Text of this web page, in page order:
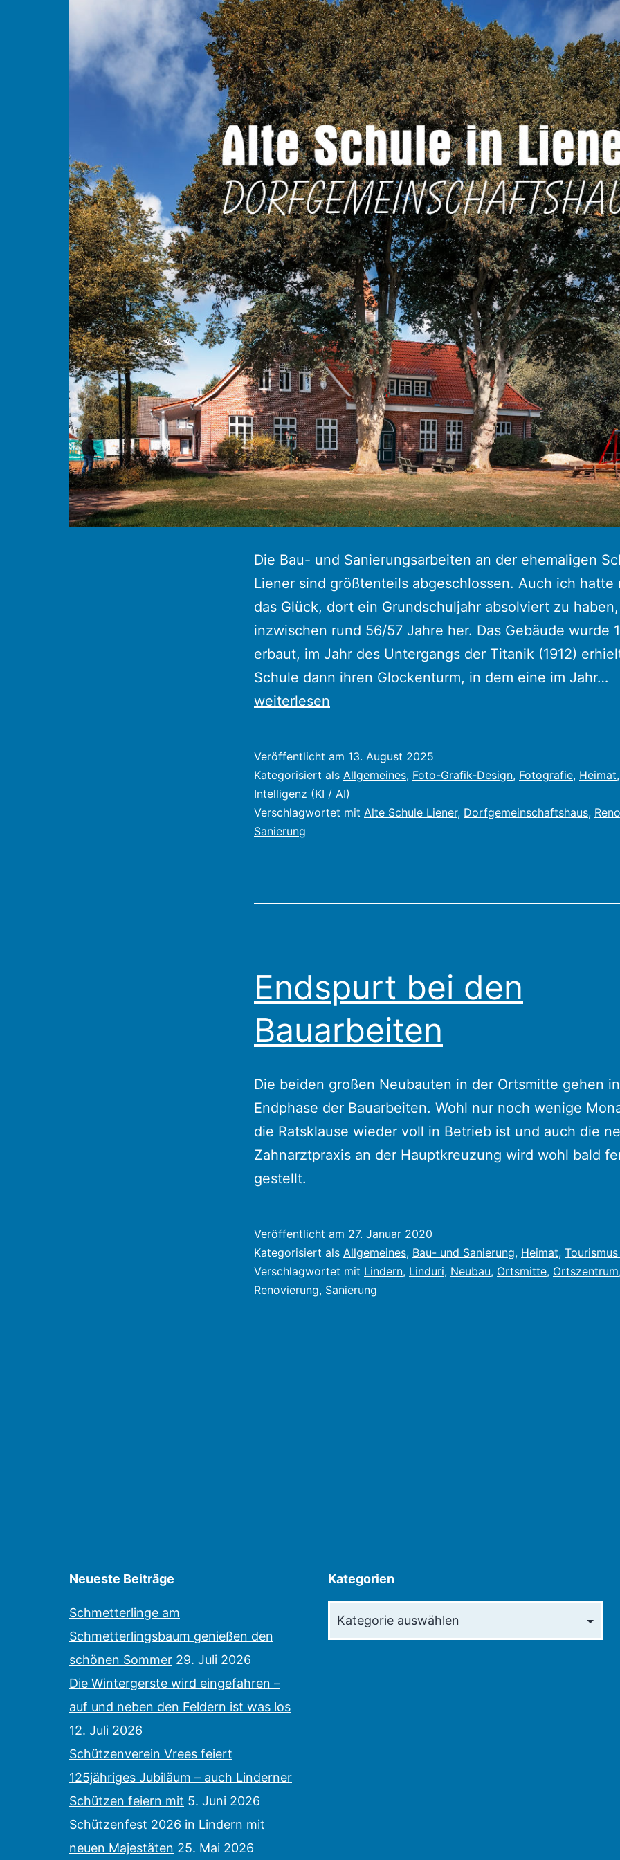
Die Bau- und Sanierungsarbeiten an der ehemaligen
Liener sind größtenteils abgeschlossen. Auch ich hatte
das Glück, dort ein Grundschuljahr absolviert zu
inzwischen rund 56/57 Jahre her. Das Gebäude wurde
erbaut, im Jahr des Untergangs der Titanik (1912)
Schule dann ihren Glockenturm, in dem eine im Jahr…
weiterlesen
Veröffentlicht am 13. August 2025
Kategorisiert als Allgemeines, Foto-Grafik-Design, Fotografie, Heimat,
Intelligenz (KI / AI)
Verschlagwortet mit Alte Schule Liener, Dorfgemeinschaftshaus,
Sanierung
Endspurt bei den
Bauarbeiten
Die beiden großen Neubauten in der Ortsmitte gehen
Endphase der Bauarbeiten. Wohl nur noch wenige
die Ratsklause wieder voll in Betrieb ist und auch die
Zahnarztpraxis an der Hauptkreuzung wird wohl bald
gestellt.
Veröffentlicht am 27. Januar 2020
Kategorisiert als Allgemeines, Bau- und Sanierung, Heimat,
Verschlagwortet mit Lindern, Linduri, Neubau, Ortsmitte, Ortszentrum
Renovierung, Sanierung
Neueste Beiträge
Schmetterlinge am
Schmetterlingsbaum genießen den
schönen Sommer 29. Juli 2026
Die Wintergerste wird eingefahren –
auf und neben den Feldern ist was los
12. Juli 2026
Schützenverein Vrees feiert
125jähriges Jubiläum – auch Linderner
Schützen feiern mit 5. Juni 2026
Schützenfest 2026 in Lindern mit
neuen Majestäten 25. Mai 2026
Kategorien